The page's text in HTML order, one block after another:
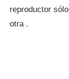
reproductor
otra .